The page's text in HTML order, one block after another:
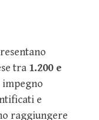
tra 1.200 e
impegno
e
raggiungere